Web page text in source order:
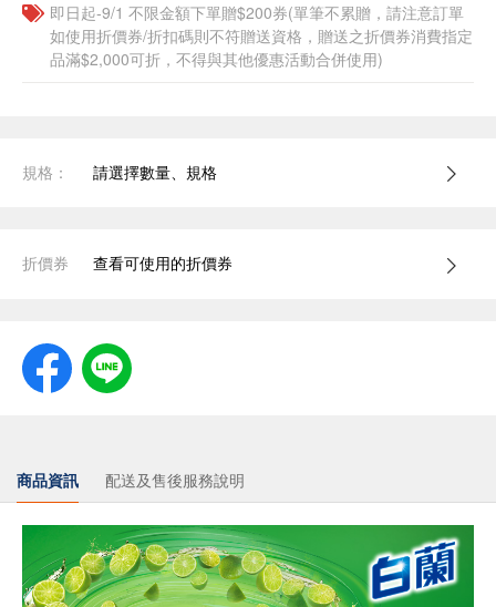
即日起-9/1 不限金額下單贈$200券(單筆不累贈，請注意訂單
如使用折價券/折扣碼則不符贈送資格，贈送之折價券消費指定
品滿$2,000可折，不得與其他優惠活動合併使用)
規格： 請選擇數量、規格
折價券 查看可使用的折價券
商品資訊 配送及售後服務說明